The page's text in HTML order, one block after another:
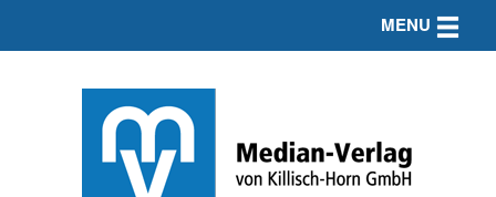
MENU Toggle